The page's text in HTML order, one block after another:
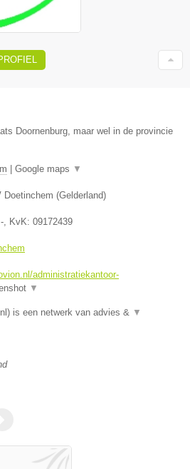
Doornenburg, maar wel in de provincie
Google maps ▼
Doetinchem (Gelderland)
-, KvK: 09172439
administratiekantoor-
▼
is een netwerk van advies & ▼